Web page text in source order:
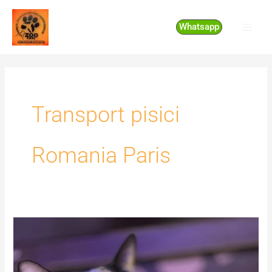
Skip
content
Whatsapp
Transport pisici
Romania Paris
Romania